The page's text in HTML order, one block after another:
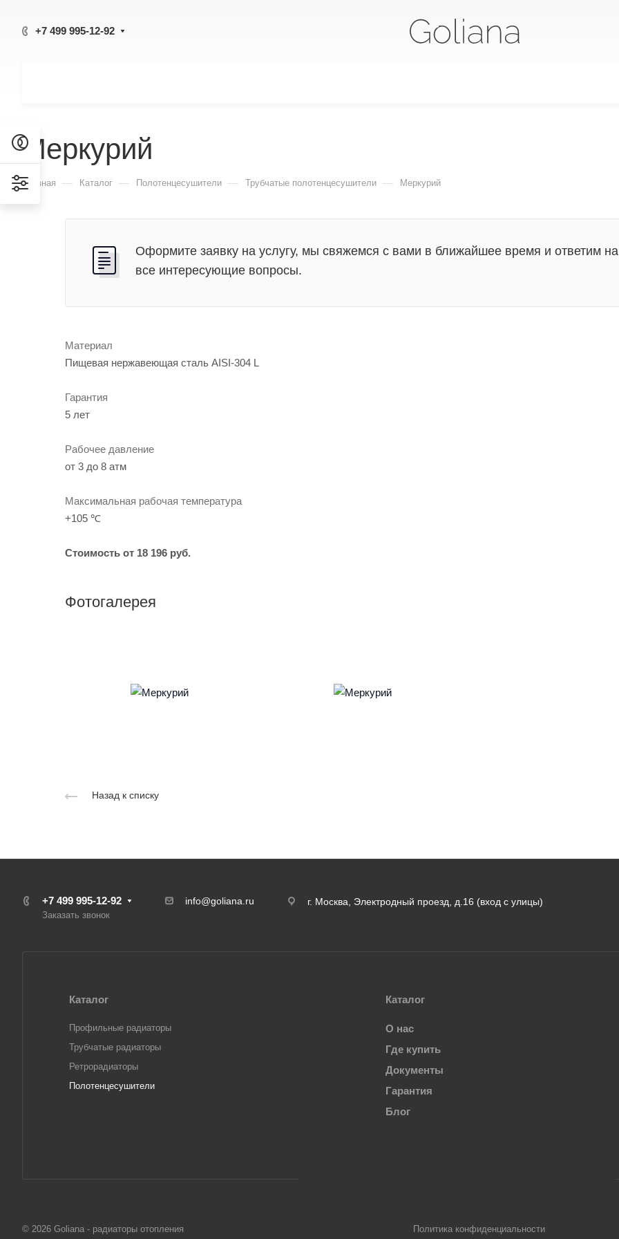
+7 499 995-12-92
Меркурий
Главная — Каталог — Полотенцесушители — Трубчатые полотенцесушители — Меркурий
Оформите заявку на услугу, мы свяжемся с вами в ближайшее время и ответим на
все интересующие вопросы.
Материал
Пищевая нержавеющая сталь AISI-304 L
Гарантия
5 лет
Рабочее давление
от 3 до 8 атм
Максимальная рабочая температура
+105 ℃
Стоимость от 18 196 руб.
Фотогалерея
Назад к списку
+7 499 995-12-92
Заказать звонок
info@goliana.ru г. Москва, Электродный проезд, д.16 (вход с улицы)
Каталог
Профильные радиаторы
Трубчатые радиаторы
Ретрорадиаторы
Полотенцесушители
Каталог
О нас
Где купить
Документы
Гарантия
Блог
© 2026 Goliana - радиаторы отопления Политика конфиденциальности